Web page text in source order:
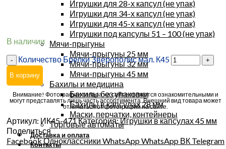
Игрушки для 28-х капсул (не упак)
Игрушки для 34-х капсул (не упак)
Игрушки для 45-х капсул (не упак)
Игрушки под капсулы 51 – 100 (не упак)
Мячи-прыгуны
Мячи-прыгуны 25 мм
Мячи-прыгуны 32 мм
Мячи-прыгуны 45 мм
Бахилы и медицина
Бахилы без упаковки
Бахилы в капсулах 28 мм
Маски, перчатки, контейнеры
Торговые автоматы
Доставка и оплата
Контакты
В наличии
Количество Брелки Зверополис мал. К45
В корзину
Внимание! Фотографии товара на сайте являются ознакомительными и
могут представлять лишь часть ассортимента. Внешний вид товара может
отличаться от фотографий на сайте.
Артикул: ИК45-471Категория:Игрушки в капсулах 45 мм
Поделиться
FacebookОдноклассники WhatsAppWhatsApp ВК Telegram